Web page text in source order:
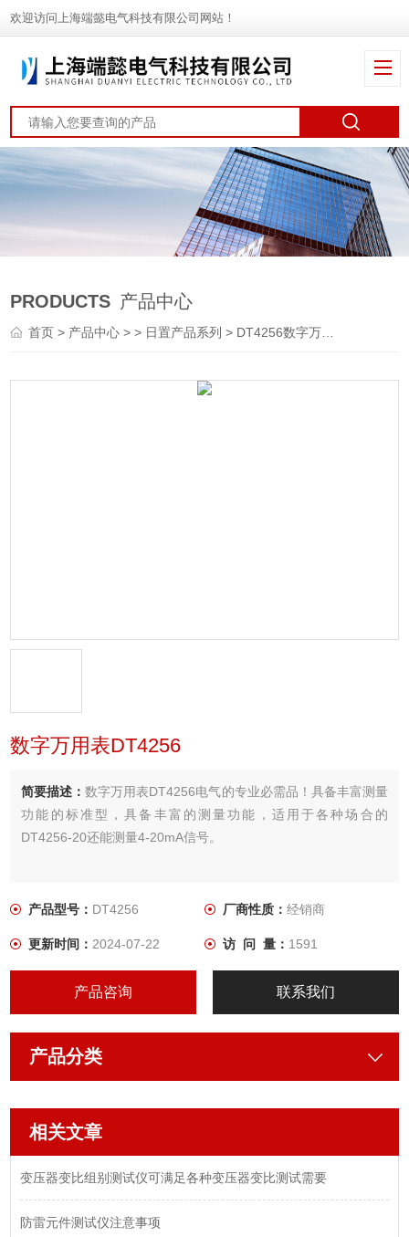
欢迎访问上海端懿电气科技有限公司网站！
PRODUCTS 产品中心
首页> 产品中心 > > 日置产品系列 > DT4256数字万用表DT4256
数字万用表DT4256
简要描述：数字万用表DT4256电气的专业必需品！具备丰富测量
功能的标准型，具备丰富的测量功能，适用于各种场合的
DT4256-20还能测量4-20mA信号。
产品型号： DT4256 厂商性质： 经销商
更新时间：2024-07-22 访 问 量： 1591
产品咨询 联系我们
产品分类
相关文章
变压器变比组别测试仪可满足各种变压器变比测试需要
防雷元件测试仪注意事项